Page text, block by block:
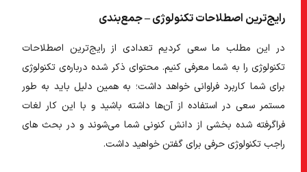
رایج‌ترین اصطلاحات تکنولوژی – جمع‌بندی
در این مطلب ما سعی کردیم تعدادی از رایج‌تریناصطلاحات
تکنولوژی را به شما معرفی کنیم. محتوای ذکر شده درباره‌ی تکنولوژی
برای شما کاربرد فراوانی خواهد داشت؛ به همین دلیل باید به طور
مستمر سعی در استفاده از آن‌ها داشته باشید و با این کار لغات
فراگرفته شده بخشی از دانش کنونی شما می‌شوند و در بحث های
راجب تکنولوژی حرفی برای گفتن خواهید داشت.